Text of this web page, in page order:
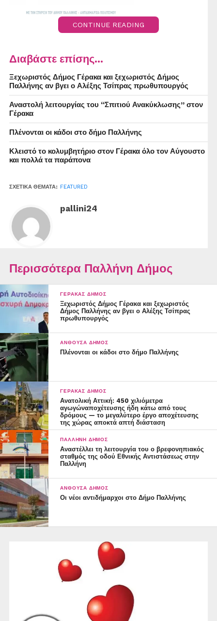
CONTINUE READING
Διαβάστε επίσης...
Ξεχωριστός Δήμος Γέρακα και ξεχωριστός Δήμος
Παλλήνης αν βγει ο Αλέξης Τσίπρας πρωθυπουργός
Αναστολή λειτουργίας του “Σπιτιού Ανακύκλωσης” στον
Γέρακα
Πλένονται οι κάδοι στο δήμο Παλλήνης
Κλειστό το κολυμβητήριο στον Γέρακα όλο τον Αύγουστο
και πολλά τα παράπονα
ΣΧΕΤΙΚΆ ΘΈΜΑΤΑ: FEATURED
pallini24
Περισσότερα Παλλήνη Δήμος
ΓΈΡΑΚΑΣ ΔΉΜΟΣ
Ξεχωριστός Δήμος Γέρακα και ξεχωριστός
Δήμος Παλλήνης αν βγει ο Αλέξης Τσίπρας
πρωθυπουργός
ΑΝΘΟΎΣΑ ΔΉΜΟΣ
Πλένονται οι κάδοι στο δήμο Παλλήνης
ΓΈΡΑΚΑΣ ΔΉΜΟΣ
Ανατολική Αττική: 450 χιλιόμετρα
αγωγώναποχέτευσης ήδη κάτω από τους
δρόμους — το μεγαλύτερο έργο αποχέτευσης
της χώρας αποκτά απτή διάσταση
ΠΑΛΛΉΝΗ ΔΉΜΟΣ
Αναστέλλει τη λειτουργία του ο βρεφονηπιακός
σταθμός της οδού Εθνικής Αντιστάσεως στην
Παλλήνη
ΑΝΘΟΎΣΑ ΔΉΜΟΣ
Οι νέοι αντιδήμαρχοι στο Δήμο Παλλήνης